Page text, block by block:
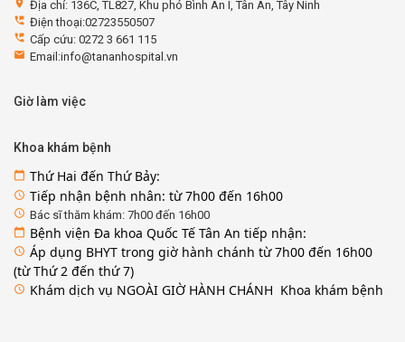
location_on Địa chỉ: 136C, TL827, Khu phó Bình An I, Tân An, Tây Ninh
perm_phone_msg Điện thoại:02723550507
perm_phone_msg Cấp cứu: 0272 3 661 115
email Email:info@tananhospital.vn
Giờ làm việc
Khoa khám bệnh
calendar_today Thứ Hai đến Thứ Bảy:
access_time Tiếp nhận bệnh nhân: từ 7h00 đến 16h00
access_time Bác sĩ thăm khám: 7h00 đến 16h00
calendar_today Bệnh viện Đa khoa Quốc Tế Tân An tiếp nhận:
access_time Áp dụng BHYT trong giờ hành chánh từ 7h00 đến 16h00
(từ Thứ 2 đến thứ 7)
access_time Khám dịch vụ NGOÀI GIỜ HÀNH CHÁNH Khoa khám bệnh